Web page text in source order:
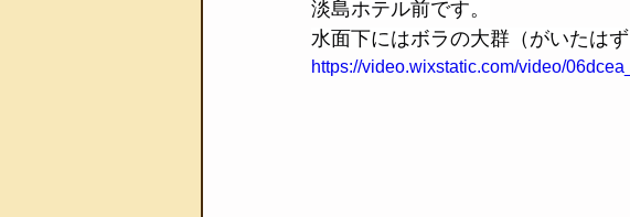
伊豆半島ジオパーク
淡島ホテル前です。
水面下にはボラの大群（がいたはず
https://video.wixstatic.com/video/